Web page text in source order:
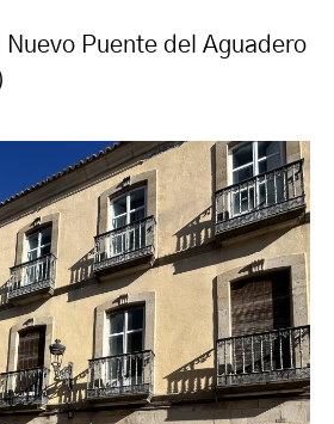
Nuevo Puente del Aguadero